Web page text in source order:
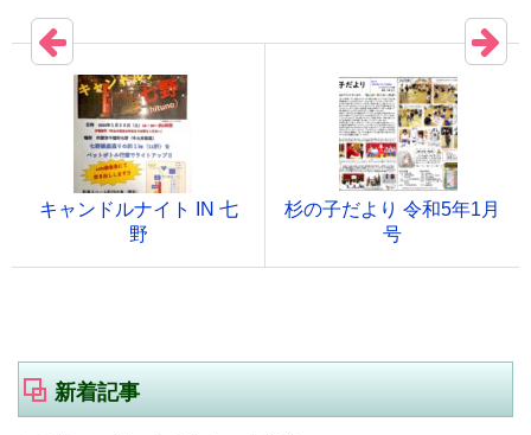
キャンドルナイト IN 七
野
杉の子だより 令和5年1月
号
新着記事